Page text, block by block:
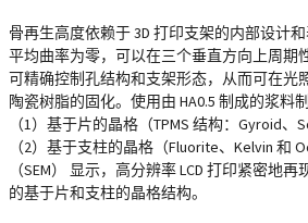
骨再生高度依赖于 3D 打印支架的内部设计
平均曲率为零，可以在三个垂直方向上周期
可精确控制孔结构和支架形态，从而可在光
陶瓷树脂的固化。使用由 HA0.5 制成的浆料
（1）基于片的晶格（TPMS 结构：Gyroid、
（2）基于支柱的晶格（Fluorite、Kelvin 和
（SEM） 显示，高分辨率 LCD 打印紧密地
的基于片和支柱的晶格结构。